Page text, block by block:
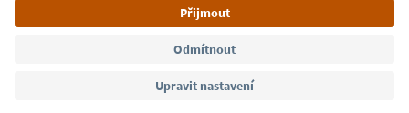
Prohlášení o přístupnosti